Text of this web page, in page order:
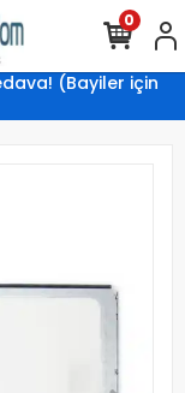
(Bayiler için
0